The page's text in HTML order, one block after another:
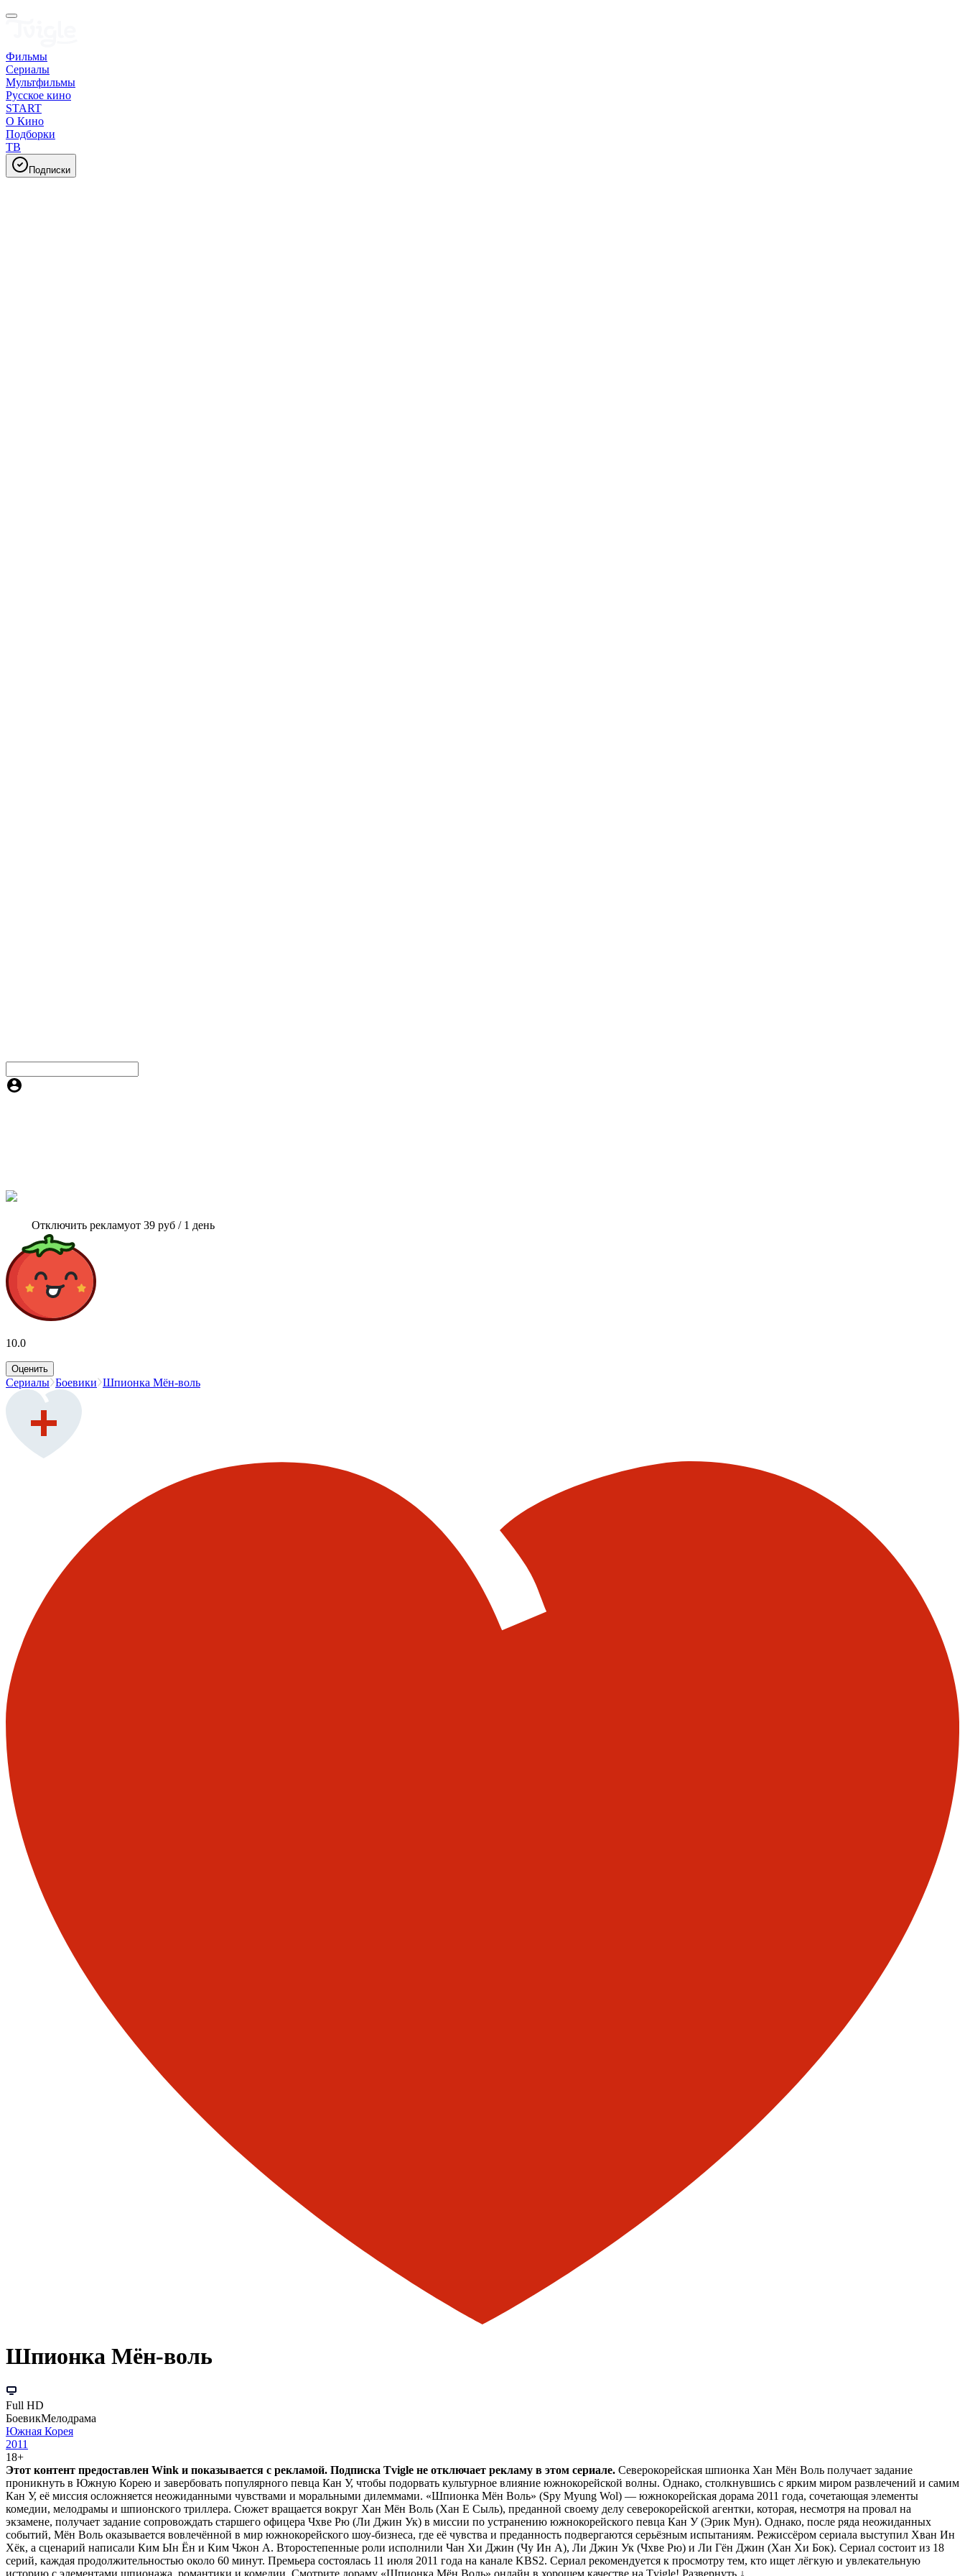
Фильмы
Сериалы
Мультфильмы
Русское кино
START
О Кино
Подборки
ТВ
Подписки
Отключить рекламуот 39 руб / 1 день
10.0
Оценить
Сериалы Боевики Шпионка Мён-воль
Шпионка Мён-воль
Full HD
БоевикМелодрама
Южная Корея
2011
18+
Этот контент предоставлен Wink и показывается с рекламой. Подписка Tvigle не отключает рекламу в этом сериале. Северокорейская шпионка Хан Мён Воль получает задание
проникнуть в Южную Корею и завербовать популярного певца Кан У, чтобы подорвать культурное влияние южнокорейской волны. Однако, столкнувшись с ярким миром развлечений и самим
Кан У, её миссия осложняется неожиданными чувствами и моральными дилеммами. «Шпионка Мён Воль» (Spy Myung Wol) — южнокорейская дорама 2011 года, сочетающая элементы
комедии, мелодрамы и шпионского триллера. Сюжет вращается вокруг Хан Мён Воль (Хан Е Сыль), преданной своему делу северокорейской агентки, которая, несмотря на провал на
экзамене, получает задание сопровождать старшего офицера Чхве Рю (Ли Джин Ук) в миссии по устранению южнокорейского певца Кан У (Эрик Мун). Однако, после ряда неожиданных
событий, Мён Воль оказывается вовлечённой в мир южнокорейского шоу-бизнеса, где её чувства и преданность подвергаются серьёзным испытаниям. Режиссёром сериала выступил Хван Ин
Хёк, а сценарий написали Ким Ын Ён и Ким Чжон А. Второстепенные роли исполнили Чан Хи Джин (Чу Ин А), Ли Джин Ук (Чхве Рю) и Ли Гён Джин (Хан Хи Бок). Сериал состоит из 18
серий, каждая продолжительностью около 60 минут. Премьера состоялась 11 июля 2011 года на канале KBS2. Сериал рекомендуется к просмотру тем, кто ищет лёгкую и увлекательную